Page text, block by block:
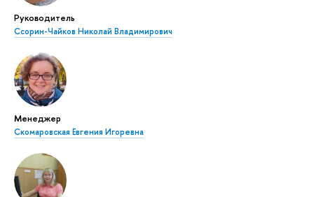
Руководитель
Ссорин-Чайков Николай Владимирович
Менеджер
Скомаровская Евгения Игоревна